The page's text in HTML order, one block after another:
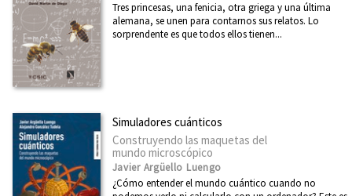
Tres princesas, una fenicia, otra griega y una última
alemana, se unen para contarnos sus relatos. Lo
sorprendente es que todos ellos tienen...
Simuladores cuánticos
Construyendo las maquetas del
mundo microscópico
Javier Argüello Luengo
¿Cómo entender el mundo cuántico cuando no